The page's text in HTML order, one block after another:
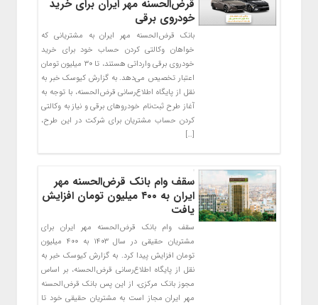
قرض‌الحسنه مهر ایران برای خرید
خودروی برقی
بانک قرض‌الحسنه مهر ایران به مشتریانی که
خواهان وکالتی کردن حساب خود برای خرید
خودروی برقی وارداتی هستند، تا ۳۰ میلیون تومان
اعتبار تخصیص می‌دهد. به گزارش کیوسک خبر به
نقل از پایگاه اطلاع‌رسانی قرض‌الحسنه، با توجه به
آغاز طرح ثبت‌نام خودروهای برقی و نیاز به وکالتی
کردن حساب مشتریان برای شرکت در این طرح،
[…]
سقف وام بانک‌ قرض‌الحسنه مهر
ایران به ۴۰۰ میلیون تومان افزایش
یافت
سقف وام بانک‌ قرض‌الحسنه مهر ایران برای
مشتریان حقیقی در سال ۱۴۰۳ به ۴۰۰ میلیون
تومان افزایش پیدا کرد. به گزارش کیوسک خبر به
نقل از پایگاه اطلاع‌رسانی قرض‌الحسنه، بر اساس
مجوز بانک مرکزی، از این پس بانک‌ قرض‌الحسنه
مهر ایران مجاز است به مشتریان حقیقی خود تا